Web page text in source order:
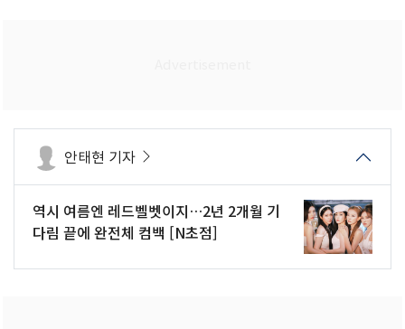
안태현 기자
역시 여름엔 레드벨벳이지…2년 2개월 기
다림 끝에 완전체 컴백 [N초점]